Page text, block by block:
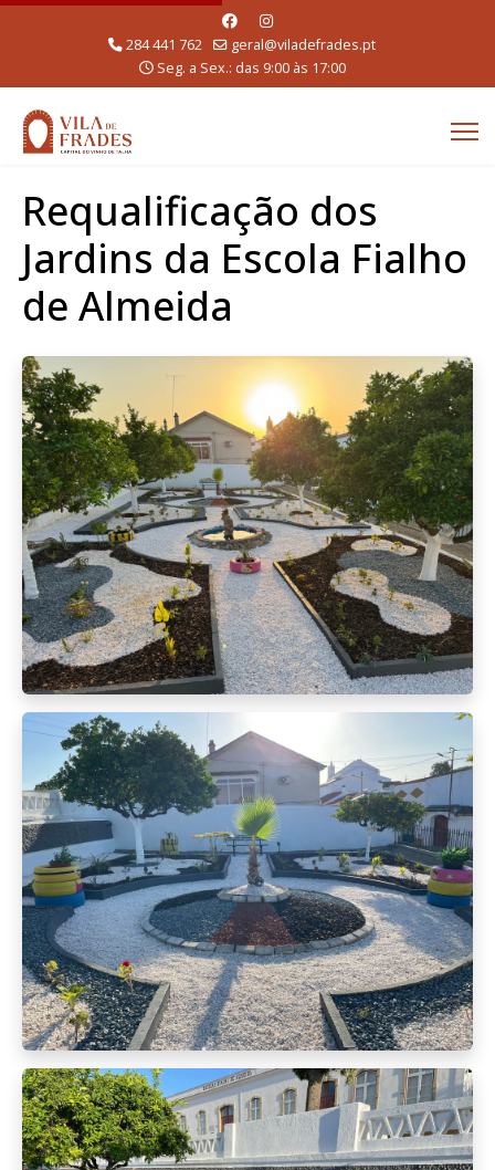
284 441 762
geral@viladefrades.pt
Seg. a Sex.: das 9:00 às 17:00
Requalificação dos
Jardins da Escola Fialho
de Almeida